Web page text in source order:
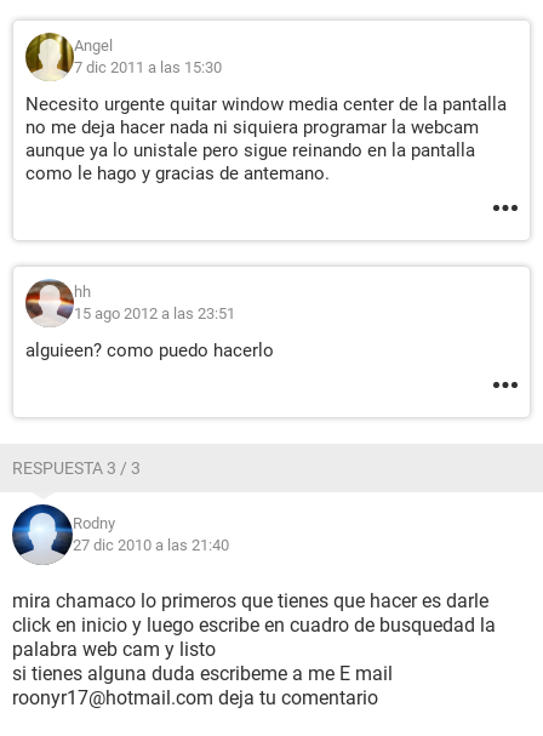
Angel
7 dic 2011 a las 15:30
Necesito urgente quitar window media center de la pantalla
no me deja hacer nada ni siquiera programar la webcam
aunque ya lo unistale pero sigue reinando en la pantalla
como le hago y gracias de antemano.
hh
15 ago 2012 a las 23:51
alguieen? como puedo hacerlo
RESPUESTA 3 / 3
Rodny
27 dic 2010 a las 21:40
mira chamaco lo primeros que tienes que hacer es darle
click en inicio y luego escribe en cuadro de busquedad la
palabra web cam y listo
si tienes alguna duda escribeme a me E mail
roonyr17@hotmail.com deja tu comentario